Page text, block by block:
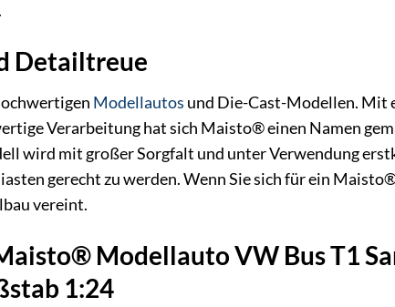
Detailtreue
Modellautos und Die-Cast-Modellen. Mit
Verarbeitung hat sich Maisto® einen Namen
wird mit großer Sorgfalt und unter Verwendung
gerecht zu werden. Wenn Sie sich für ein
vereint.
Modellauto VW Bus T1
1:24